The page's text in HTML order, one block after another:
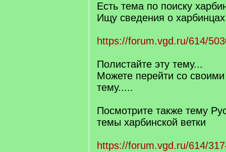
Есть тема по поиску
Ищу сведения о харбинцах
https://forum.vgd.ru/614/
Полистайте эту тему...
Можете перейти со
тему.....
Посмотрите также тему
темы харбинской ветки
https://forum.vgd.ru/614/